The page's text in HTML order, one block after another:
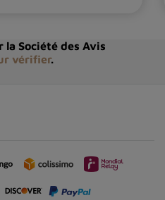
la Société des Avis
vérifier.